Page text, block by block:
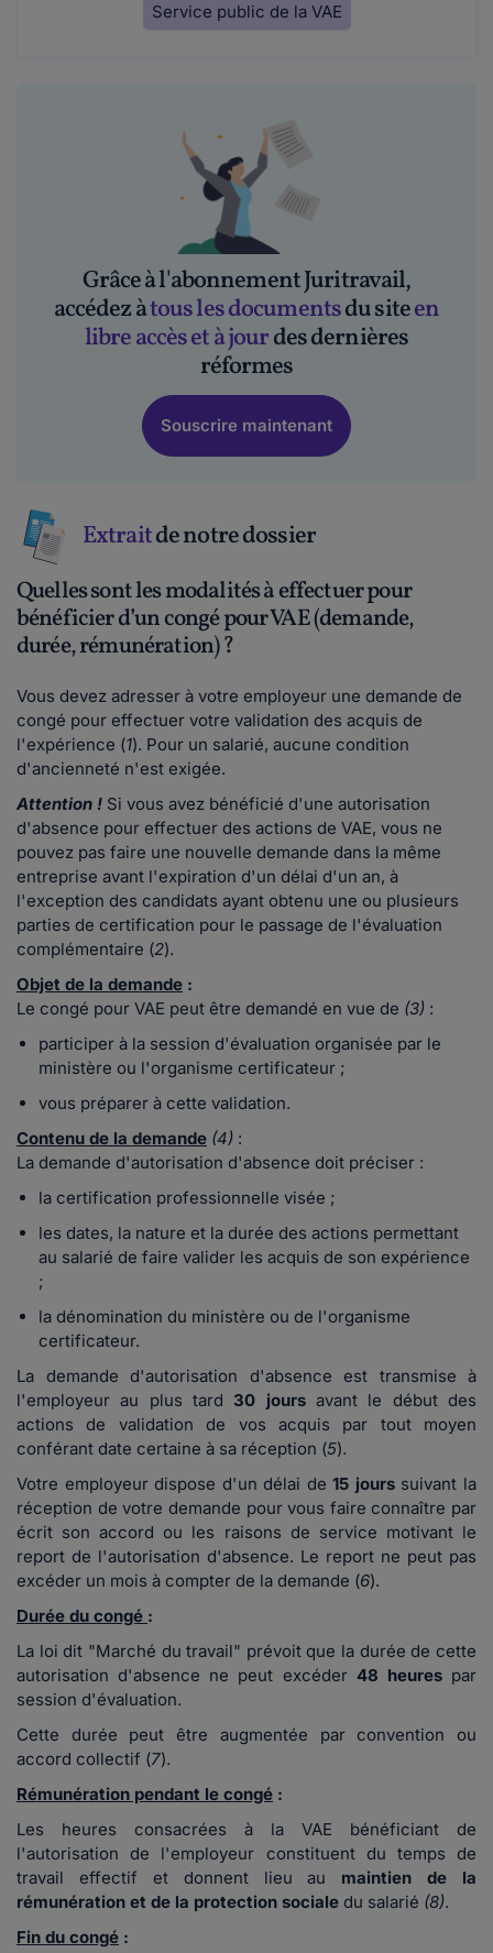
Service public de la VAE
Grâce à l'abonnement Juritravail,
accédez àtous les documentsdu siteen
libre accès et à jourdes dernières
réformes
Souscrire maintenant
Extraitde notre dossier
Quelles sont les modalités à effectuer pour
bénéficier d’un congé pour VAE (demande,
durée, rémunération) ?
Vous devez adresser à votre employeur une demande de
congé pour effectuer votre validation des acquis de
l'expérience (1). Pour un salarié, aucune condition
d'ancienneté n'est exigée.
Attention ! Si vous avez bénéficié d'une autorisation
d'absence pour effectuer des actions de VAE, vous ne
pouvez pas faire une nouvelle demande dans la même
entreprise avant l'expiration d'un délai d'un an, à
l'exception des candidats ayant obtenu une ou plusieurs
parties de certification pour le passage de l'évaluation
complémentaire (2).
Objet de la demande :
Le congé pour VAE peut être demandé en vue de (3) :
participer à la session d'évaluation organisée par le
ministère ou l'organisme certificateur ;
vous préparer à cette validation.
Contenu de la demande (4) :
La demande d'autorisation d'absence doit préciser :
la certification professionnelle visée ;
les dates, la nature et la durée des actions permettant
au salarié de faire valider les acquis de son expérience
;
la dénomination du ministère ou de l'organisme
certificateur.
La demande d'autorisation d'absence est transmise à
l'employeur au plus tard 30 joursavant le début des
actions de validation de vos acquis par tout moyen
conférant date certaine à sa réception (5).
Votre employeur dispose d'un délai de15 jourssuivant la
réception de votre demande pour vous faire connaître par
écrit son accord ou les raisons de service motivant le
report de l'autorisation d'absence. Le report ne peut pas
excéder un mois à compter de la demande (6).
Durée du congé :
La loi dit "Marché du travail" prévoit que la durée de cette
autorisation d'absence ne peut excéder 48 heurespar
session d'évaluation.
Cette durée peut être augmentée par convention ou
accord collectif (7).
Rémunération pendant le congé :
Les heures consacrées à la VAE bénéficiant de
l'autorisation de l'employeur constituent du temps de
travail effectif et donnent lieu au maintien de la
rémunération et de la protection sociale du salarié (8).
Fin du congé :